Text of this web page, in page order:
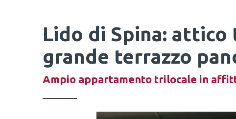
Lido di Spina:
grande terrazzo
Ampio appartamento trilocale in